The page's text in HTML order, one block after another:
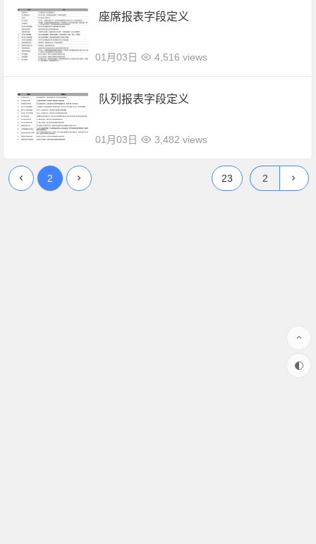
座席报表字段定义
01月03日 4,516 views
队列报表字段定义
01月03日 3,482 views
23
2